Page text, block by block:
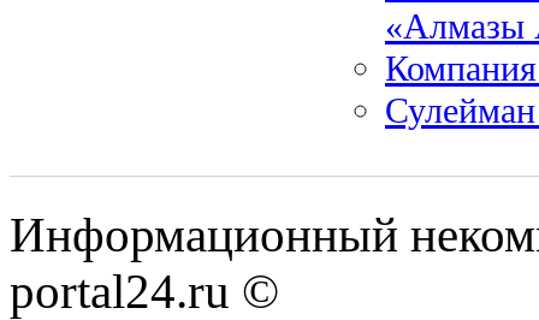
«Алмазы
Информационный
portal24.ru ©